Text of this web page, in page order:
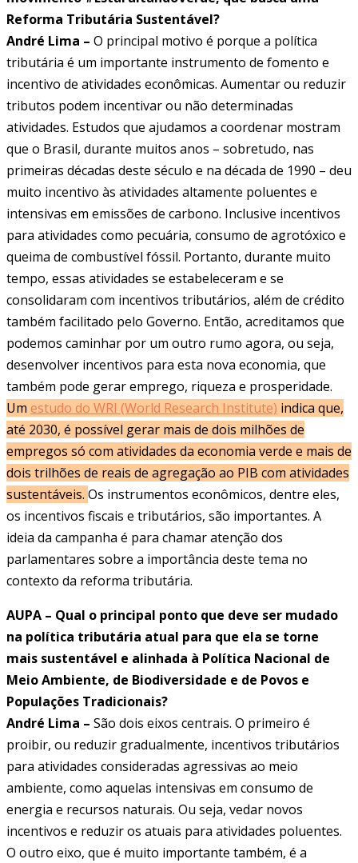
Reforma Tributária Sustentável?
André Lima – O principal motivo é porque a política
tributária é um importante instrumento de fomento e
incentivo de atividades econômicas. Aumentar ou reduzir
tributos podem incentivar ou não determinadas
atividades. Estudos que ajudamos a coordenar mostram
que o Brasil, durante muitos anos – sobretudo, nas
primeiras décadas deste século e na década de 1990 – deu
muito incentivo às atividades altamente poluentes e
intensivas em emissões de carbono. Inclusive incentivos
para atividades como pecuária, consumo de agrotóxico e
queima de combustível fóssil. Portanto, durante muito
tempo, essas atividades se estabeleceram e se
consolidaram com incentivos tributários, além de crédito
também facilitado pelo Governo. Então, acreditamos que
podemos caminhar por um outro rumo agora, ou seja,
desenvolver incentivos para esta nova economia, que
também pode gerar emprego, riqueza e prosperidade.
Um estudo do WRI (World Research Institute) indica que,
até 2030, é possível gerar mais de dois milhões de
empregos só com atividades da economia verde e mais de
dois trilhões de reais de agregação ao PIB com atividades
sustentáveis. Os instrumentos econômicos, dentre eles,
os incentivos fiscais e tributários, são importantes. A
ideia da campanha é para chamar atenção dos
parlamentares sobre a importância deste tema no
contexto da reforma tributária.
AUPA – Qual o principal ponto que deve ser mudado
na política tributária atual para que ela se torne
mais sustentável e alinhada à Política Nacional de
Meio Ambiente, de Biodiversidade e de Povos e
Populações Tradicionais?
André Lima – São dois eixos centrais. O primeiro é
proibir, ou reduzir gradualmente, incentivos tributários
para atividades consideradas agressivas ao meio
ambiente, como aquelas intensivas em consumo de
energia e recursos naturais. Ou seja, vedar novos
incentivos e reduzir os atuais para atividades poluentes.
O outro eixo, que é muito importante também, é a